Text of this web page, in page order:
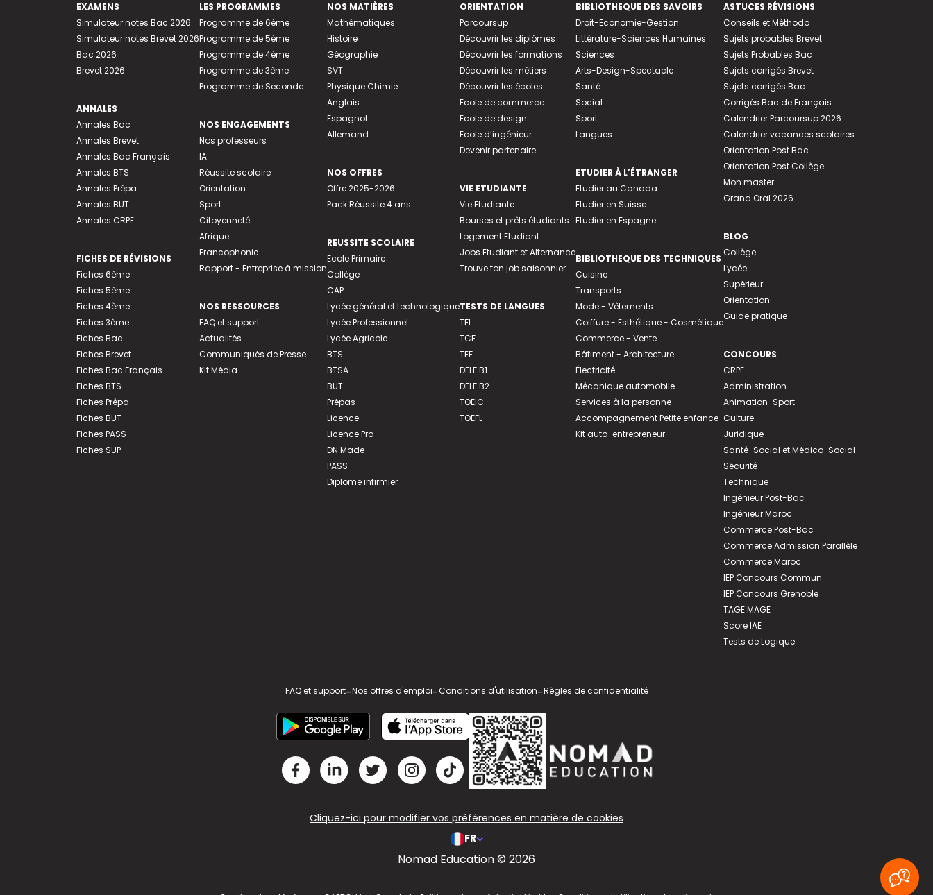
EXAMENS
Simulateur notes Bac 2026
Simulateur notes Brevet 2026
Bac 2026
Brevet 2026
ANNALES
Annales Bac
Annales Brevet
Annales Bac Français
Annales BTS
Annales Prépa
Annales BUT
Annales CRPE
FICHES DE RÉVISIONS
Fiches 6ème
Fiches 5ème
Fiches 4ème
Fiches 3ème
Fiches Bac
Fiches Brevet
Fiches Bac Français
Fiches BTS
Fiches Prépa
Fiches BUT
Fiches PASS
Fiches SUP
LES PROGRAMMES
Programme de 6ème
Programme de 5ème
Programme de 4ème
Programme de 3ème
Programme de Seconde
NOS ENGAGEMENTS
Nos professeurs
IA
Réussite scolaire
Orientation
Sport
Citoyenneté
Afrique
Francophonie
Rapport - Entreprise à mission
NOS RESSOURCES
FAQ et support
Actualités
Communiqués de Presse
Kit Média
NOS MATIÈRES
Mathématiques
Histoire
Géographie
SVT
Physique Chimie
Anglais
Espagnol
Allemand
NOS OFFRES
Offre 2025-2026
Pack Réussite 4 ans
REUSSITE SCOLAIRE
Ecole Primaire
Collège
CAP
Lycée général et technologique
Lycée Professionnel
Lycée Agricole
BTS
BTSA
BUT
Prépas
Licence
Licence Pro
DN Made
PASS
Diplome infirmier
ORIENTATION
Parcoursup
Découvrir les diplômes
Découvrir les formations
Découvrir les métiers
Découvrir les écoles
Ecole de commerce
Ecole de design
Ecole d’ingénieur
Devenir partenaire
VIE ETUDIANTE
Vie Etudiante
Bourses et prêts étudiants
Logement Etudiant
Jobs Etudiant et Alternance
Trouve ton job saisonnier
TESTS DE LANGUES
TFI
TCF
TEF
DELF B1
DELF B2
TOEIC
TOEFL
BIBLIOTHEQUE DES SAVOIRS
Droit-Economie-Gestion
Littérature-Sciences Humaines
Sciences
Arts-Design-Spectacle
Santé
Social
Sport
Langues
ETUDIER À L’ÉTRANGER
Etudier au Canada
Etudier en Suisse
Etudier en Espagne
BIBLIOTHEQUE DES TECHNIQUES
Cuisine
Transports
Mode - Vêtements
Coiffure - Esthétique - Cosmétique
Commerce - Vente
Bâtiment - Architecture
Électricité
Mécanique automobile
Services à la personne
Accompagnement Petite enfance
Kit auto-entrepreneur
ASTUCES RÉVISIONS
Conseils et Méthodo
Sujets probables Brevet
Sujets Probables Bac
Sujets corrigés Brevet
Sujets corrigés Bac
Corrigés Bac de Français
Calendrier Parcoursup 2026
Calendrier vacances scolaires
Orientation Post Bac
Orientation Post Collège
Mon master
Grand Oral 2026
BLOG
Collège
Lycée
Supérieur
Orientation
Guide pratique
CONCOURS
CRPE
Administration
Animation-Sport
Culture
Juridique
Santé-Social et Médico-Social
Sécurité
Technique
Ingénieur Post-Bac
Ingénieur Maroc
Commerce Post-Bac
Commerce Admission Parallèle
Commerce Maroc
IEP Concours Commun
IEP Concours Grenoble
TAGE MAGE
Score IAE
Tests de Logique
FAQ et support-Nos offres d'emploi-Conditions d'utilisation-Règles de confidentialité
Cliquez-ici pour modifier vos préférences en matière de cookies
FR
Nomad Education © 2026